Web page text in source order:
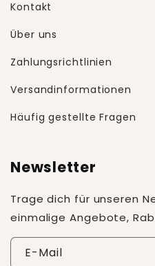
Kontakt
Über uns
Zahlungsrichtlinien
Versandinformationen
Häufig gestellte Fragen
Newsletter
Trage dich für unseren
einmalige Angebote,
E-Mail